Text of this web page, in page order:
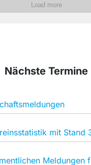
Load more
Nächste Termine
mit Stand
Meldungen